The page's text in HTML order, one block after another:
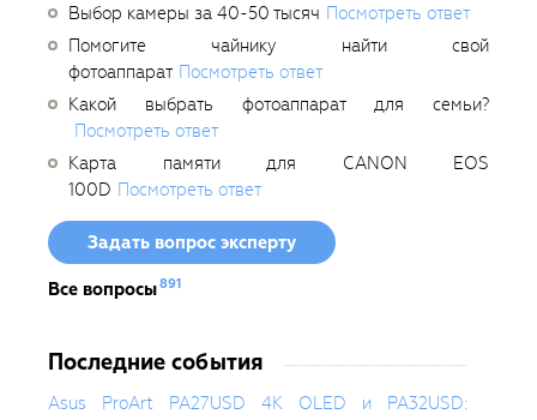
Выбор камеры за 40-50 тысяч Посмотреть ответ
Помогите чайнику найти свой
фотоаппарат Посмотреть ответ
Какой выбрать фотоаппарат для семьи?
Посмотреть ответ
Карта памяти для CANON EOS
100D Посмотреть ответ
Задать вопрос эксперту
Все вопросы891
Последние события
Asus ProArt PA27USD 4K OLED и PA32USD: